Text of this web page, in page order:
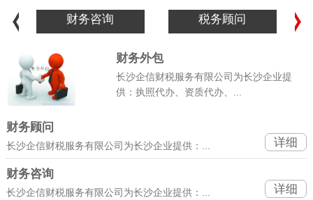
税务顾问 税务咨询
财务外包
长沙企信财税服务有限公司为长沙企业提
供：执照代办、资质代办、...
财务顾问
长沙企信财税服务有限公司为长沙企业提供：... 详细
财务咨询
长沙企信财税服务有限公司为长沙企业提供：... 详细